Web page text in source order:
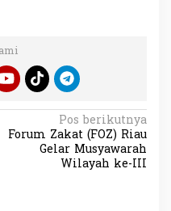
Pos berikutnya
Forum Zakat (FOZ) Riau
Gelar Musyawarah
Wilayah ke-III